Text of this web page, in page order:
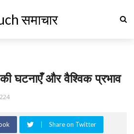
समाचार
की घटनाएँ और वैश्विक प्रभाव
224
Share on Twitter